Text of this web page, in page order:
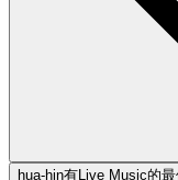
hua-hin有Live Music的